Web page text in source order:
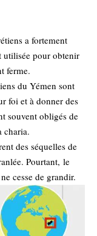
a fortement
utilisée pour obtenir
ferme.
du Yémen sont
foi et à donner des
souvent obligés de
charia.
des séquelles de
Pourtant, le
cesse de grandir.